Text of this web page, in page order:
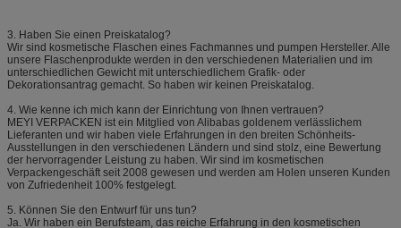
3. Haben Sie einen Preiskatalog?
Wir sind kosmetische Flaschen eines Fachmannes und pumpen Hersteller. Alle
unsere Flaschenprodukte werden in den verschiedenen Materialien und im
unterschiedlichen Gewicht mit unterschiedlichem Grafik- oder
Dekorationsantrag gemacht. So haben wir keinen Preiskatalog.
4. Wie kenne ich mich kann der Einrichtung von Ihnen vertrauen?
MEYI VERPACKEN ist ein Mitglied von Alibabas goldenem verlässlichem
Lieferanten und wir haben viele Erfahrungen in den breiten Schönheits-
Ausstellungen in den verschiedenen Ländern und sind stolz, eine Bewertung
der hervorragender Leistung zu haben. Wir sind im kosmetischen
Verpackengeschäft seit 2008 gewesen und werden am Holen unseren Kunden
von Zufriedenheit 100% festgelegt.
5. Können Sie den Entwurf für uns tun?
Ja. Wir haben ein Berufsteam, das reiche Erfahrung in den kosmetischen